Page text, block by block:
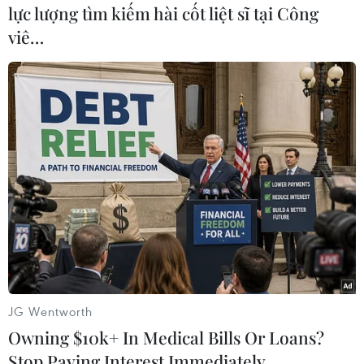
#An ninh biển #Roselectronika
#Tostec
#Chiến hạm
#Bảo vệ thân tàu biển
Nga
Theo dõi VietnamPlus
TIN LIÊN QUAN
lực lượng tìm kiếm hài cốt liệt sĩ tại Công
viê…
JG Wentworth
Owning $10k+ In Medical Bills Or Loans?